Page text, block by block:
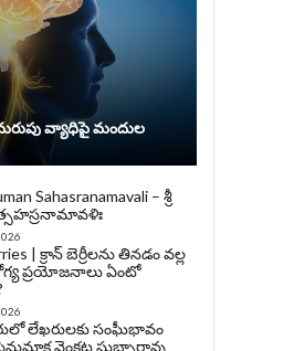
వ్యాధిపై మందుల
Sahasranamavali – శ్రీ
| క్రాన్ బెర్రీల‌ను తిన‌డం వ‌ల్ల
ప్రయోజనాలు ఏంటో
లేఖరులకు సంఘీభావం
వెంకట సుబ్బారావు